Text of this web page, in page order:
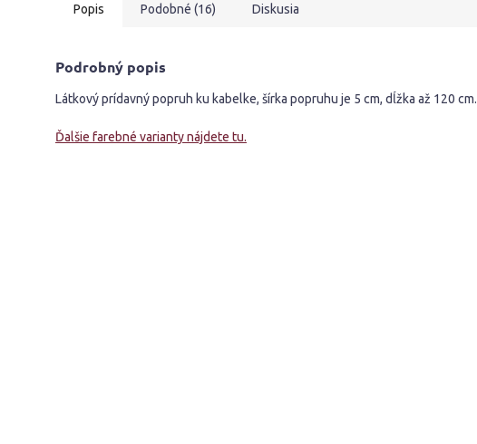
hviezdičiek.
Popis Podobné (16) Diskusia
Podrobný popis
Látkový prídavný popruh ku kabelke, šírka popruhu je 5 cm, dĺžka až 120 cm.
Ďalšie farebné varianty nájdete tu.